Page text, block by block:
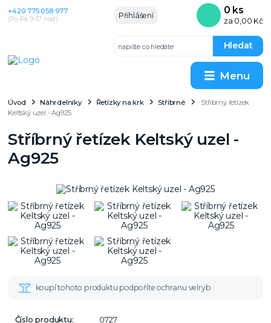
Menu
Přihlášení
Hledat
+420 775 058 977
(Po–Pá 9–17 hod.)
0 ks
za 0,00 Kč
Úvod Náhrdelníky Řetízky na krk Stříbrné
Stříbrný řetízek
Keltský uzel - Ag925
Stříbrný řetízek Keltský uzel -
Ag925
Číslo produktu:
0727